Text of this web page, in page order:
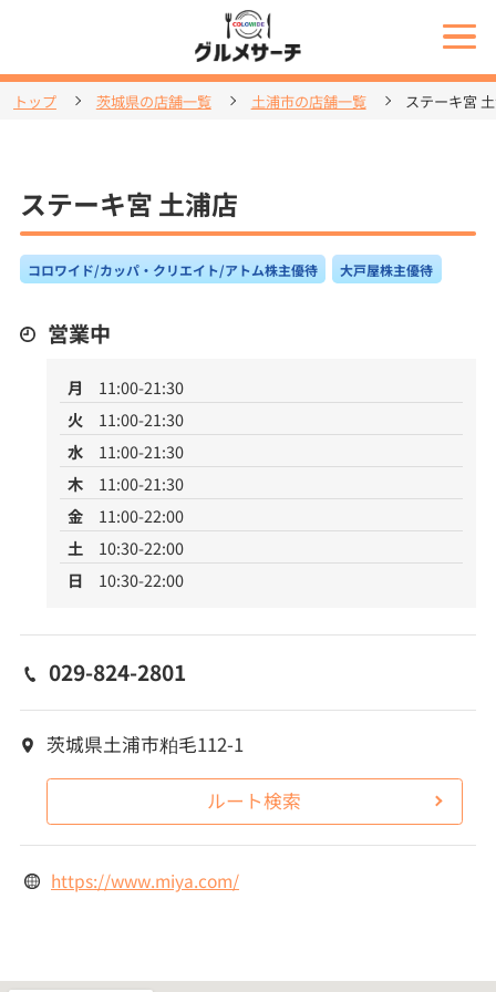
トップ 茨城県の店舗一覧 土浦市の店舗一覧 ステーキ宮
ステーキ宮 土浦店
コロワイド/カッパ・クリエイト/アトム株主優待 大戸屋株主優待
営業中
月
11:00-21:30
火
11:00-21:30
水
11:00-21:30
木
11:00-21:30
金
11:00-22:00
土
10:30-22:00
日
10:30-22:00
029-824-2801
茨城県土浦市粕毛112-1
ルート検索
https://www.miya.com/